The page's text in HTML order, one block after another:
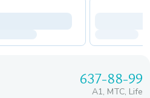
637-88-99
A1, МТС, Life